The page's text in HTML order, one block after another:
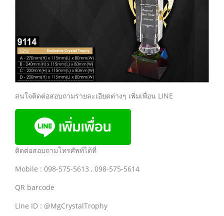
สนใจติดต่อสอบถามรายละเอียดต่างๆ เพิ่มเพื่อน LINE
ติดต่อสอบถามโทรศัพท์ได้ที่
Mobile : 098-575-5613 , 098-575-5614
QR barcode
Line ID : @MgCrystalTrophy